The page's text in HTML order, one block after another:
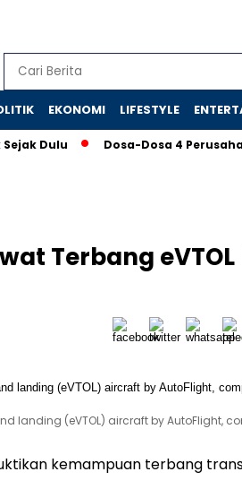
EKONOMI LIFESTYLE
Dosa-Dosa 4 Perusahaan
Terbang eVTOL
landing (eVTOL) aircraft by AutoFlight,
kemampuan terbang